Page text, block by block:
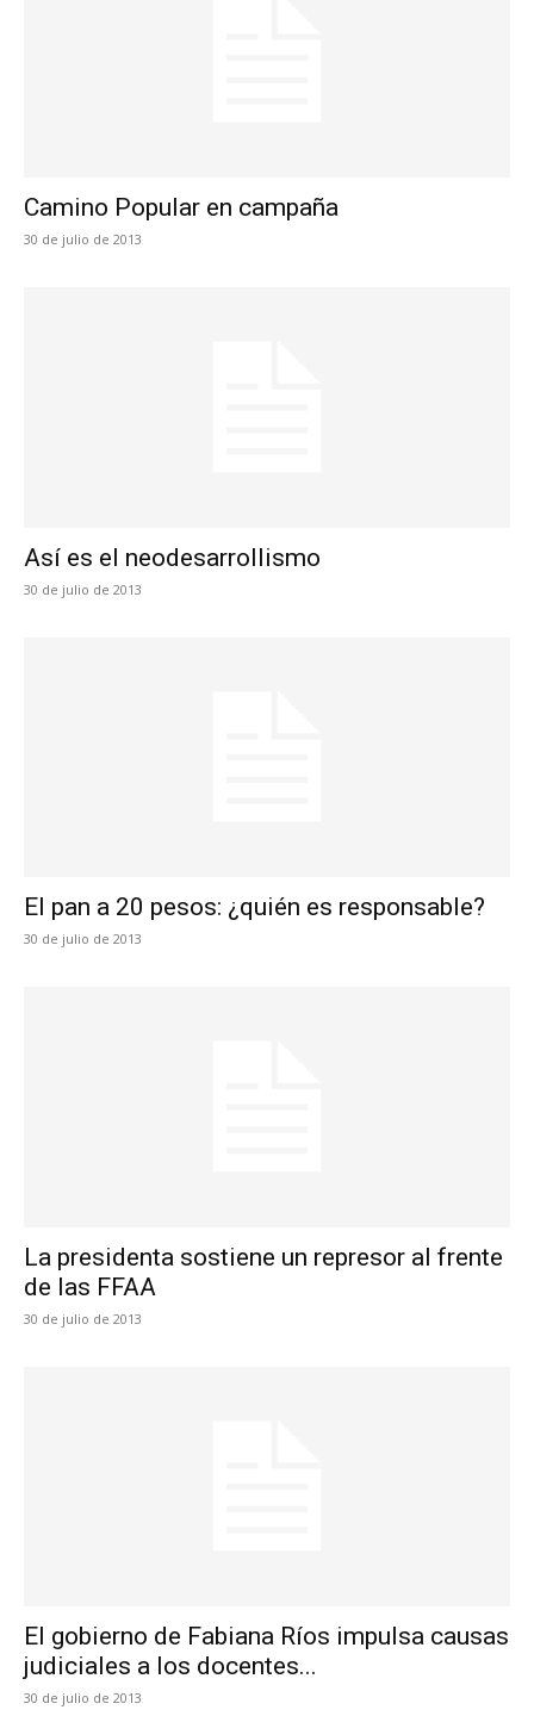
Camino Popular en campaña
30 de julio de 2013
Así es el neodesarrollismo
30 de julio de 2013
El pan a 20 pesos: ¿quién es responsable?
30 de julio de 2013
La presidenta sostiene un represor al frente
de las FFAA
30 de julio de 2013
El gobierno de Fabiana Ríos impulsa causas
judiciales a los docentes...
30 de julio de 2013